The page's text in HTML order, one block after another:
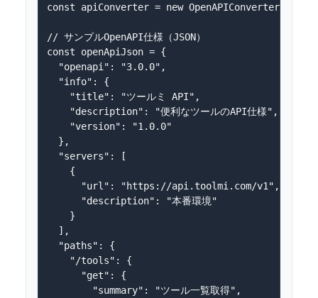
const apiConverter = new OpenAPIConverter();
// サンプルOpenAPI仕様（JSON）
const openApiJson = {
  "openapi": "3.0.0",
  "info": {
    "title": "ツールミ API",
    "description": "便利なツールのAPI仕様",
    "version": "1.0.0"
  },
  "servers": [
    {
      "url": "https://api.toolmi.com/v1",
      "description": "本番環境"
    }
  ],
  "paths": {
    "/tools": {
      "get": {
        "summary": "ツール一覧取得",